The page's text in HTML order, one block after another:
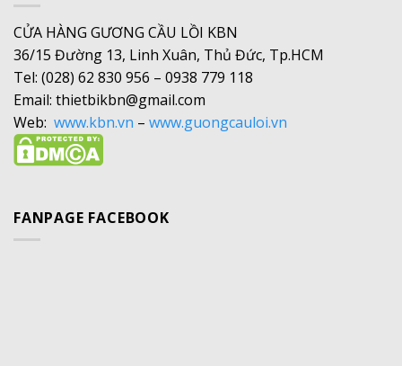
CỬA HÀNG GƯƠNG CẦU LỒI KBN
36/15 Đường 13, Linh Xuân, Thủ Đức, Tp.HCM
Tel: (028) 62 830 956 – 0938 779 118
Email: thietbikbn@gmail.com
Web: www.kbn.vn – www.guongcauloi.vn
FANPAGE FACEBOOK